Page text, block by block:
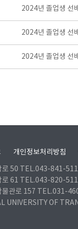
2024년 졸업생 선
2024년 졸업생 선
2024년 졸업생 선
개인정보처리방침
로 50 TEL.043-841-
로 61 TEL.043-820-
물관로 157 TEL.031-
UNIVERSITY OF